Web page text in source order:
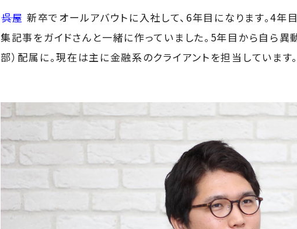
――呉屋 新卒でオールアバウトに入社して、6年目になります。4
集記事をガイドさんと一緒に作っていました。5年目から自ら異
部）配属に。現在は主に金融系のクライアントを担当しています。